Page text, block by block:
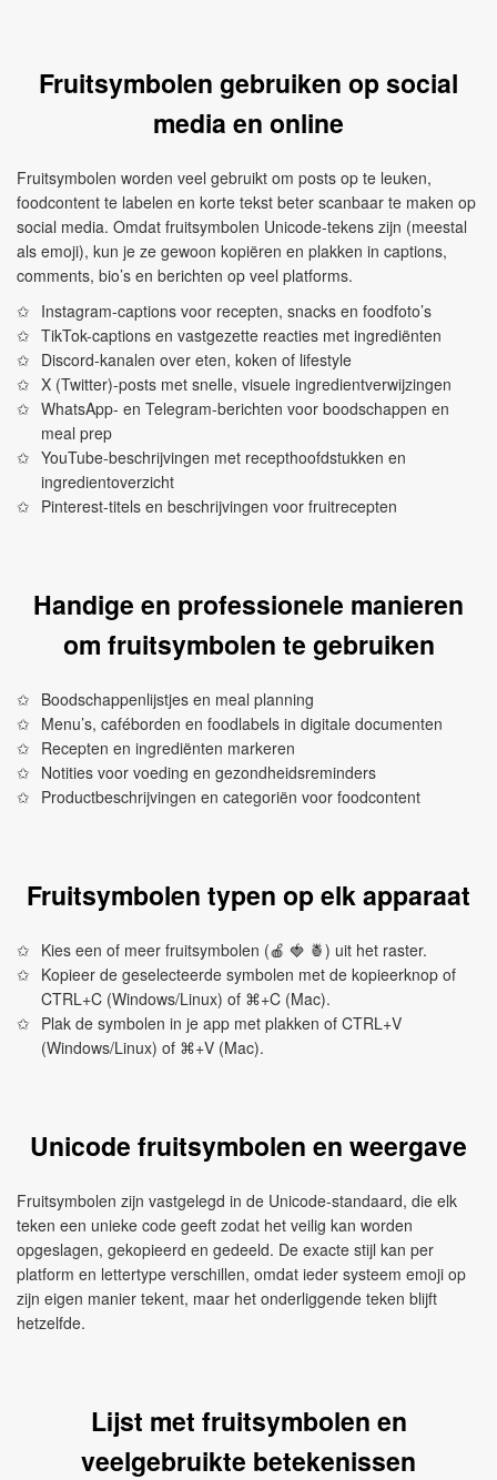
Fruitsymbolen gebruiken op social
media en online
Fruitsymbolen worden veel gebruikt om posts op te leuken,
foodcontent te labelen en korte tekst beter scanbaar te maken op
social media. Omdat fruitsymbolen Unicode-tekens zijn (meestal
als emoji), kun je ze gewoon kopiëren en plakken in captions,
comments, bio’s en berichten op veel platforms.
Instagram-captions voor recepten, snacks en foodfoto’s
TikTok-captions en vastgezette reacties met ingrediënten
Discord-kanalen over eten, koken of lifestyle
X (Twitter)-posts met snelle, visuele ingredientverwijzingen
WhatsApp- en Telegram-berichten voor boodschappen en
meal prep
YouTube-beschrijvingen met recepthoofdstukken en
ingredientoverzicht
Pinterest-titels en beschrijvingen voor fruitrecepten
Handige en professionele manieren
om fruitsymbolen te gebruiken
Boodschappenlijstjes en meal planning
Menu’s, caféborden en foodlabels in digitale documenten
Recepten en ingrediënten markeren
Notities voor voeding en gezondheidsreminders
Productbeschrijvingen en categoriën voor foodcontent
Fruitsymbolen typen op elk apparaat
Kies een of meer fruitsymbolen (🍎 🍓 🍍) uit het raster.
Kopieer de geselecteerde symbolen met de kopieerknop of
CTRL+C (Windows/Linux) of ⌘+C (Mac).
Plak de symbolen in je app met plakken of CTRL+V
(Windows/Linux) of ⌘+V (Mac).
Unicode fruitsymbolen en weergave
Fruitsymbolen zijn vastgelegd in de Unicode-standaard, die elk
teken een unieke code geeft zodat het veilig kan worden
opgeslagen, gekopieerd en gedeeld. De exacte stijl kan per
platform en lettertype verschillen, omdat ieder systeem emoji op
zijn eigen manier tekent, maar het onderliggende teken blijft
hetzelfde.
Lijst met fruitsymbolen en
veelgebruikte betekenissen